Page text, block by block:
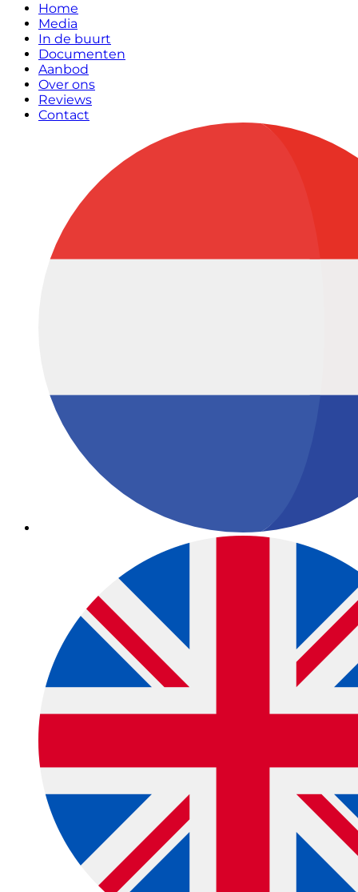
Home
Media
In de buurt
Documenten
Aanbod
Over ons
Reviews
Contact